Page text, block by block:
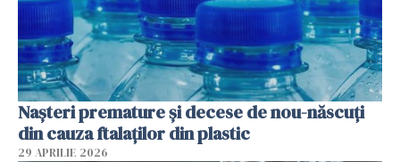
Nașteri premature și decese de nou-născuți
din cauza ftalaților din plastic
29 APRILIE 2026